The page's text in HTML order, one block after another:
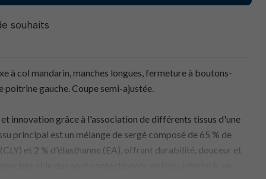
souhaits
à col mandarin, manches longues, fermeture à boutons-
poitrine gauche. Coupe semi-ajustée.
innovation grâce à l'association de différents tissus d'une
principal est un mélange de sergé composé de 65 % de
et 2 % d'élasthanne (EA), offrant durabilité, douceur et